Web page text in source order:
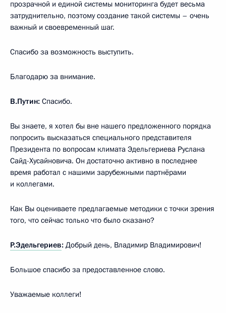
прозрачной и единой системы мониторинга будет весьма
затруднительно, поэтому создание такой системы – очень
важный и своевременный шаг.
Спасибо за возможность выступить.
Благодарю за внимание.
В.Путин: Спасибо.
Вы знаете, я хотел бы вне нашего предложенного порядка
попросить высказаться специального представителя
Президента по вопросам климата Эдельгериева Руслана
Сайд-Хусайновича. Он достаточно активно в последнее
время работал с нашими зарубежными партнёрами
и коллегами.
Как Вы оцениваете предлагаемые методики с точки зрения
того, что сейчас только что было сказано?
Р.Эдельгериев: Добрый день, Владимир Владимирович!
Большое спасибо за предоставленное слово.
Уважаемые коллеги!